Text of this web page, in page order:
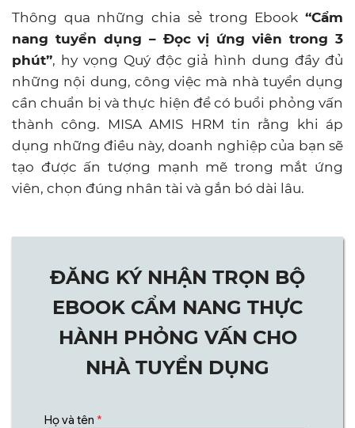
Thông qua những chia sẻ trong Ebook “Cẩm
nang tuyển dụng – Đọc vị ứng viên trong 3
phút”, hy vọng Quý độc giả hình dung đầy đủ
những nội dung, công việc mà nhà tuyển dụng
cần chuẩn bị và thực hiện để có buổi phỏng vấn
thành công. MISA AMIS HRM tin rằng khi áp
dụng những điều này, doanh nghiệp của bạn sẽ
tạo được ấn tượng mạnh mẽ trong mắt ứng
viên, chọn đúng nhân tài và gắn bó dài lâu.
ĐĂNG KÝ NHẬN TRỌN BỘ
EBOOK CẨM NANG THỰC
HÀNH PHỎNG VẤN CHO
NHÀ TUYỂN DỤNG
Họ và tên *